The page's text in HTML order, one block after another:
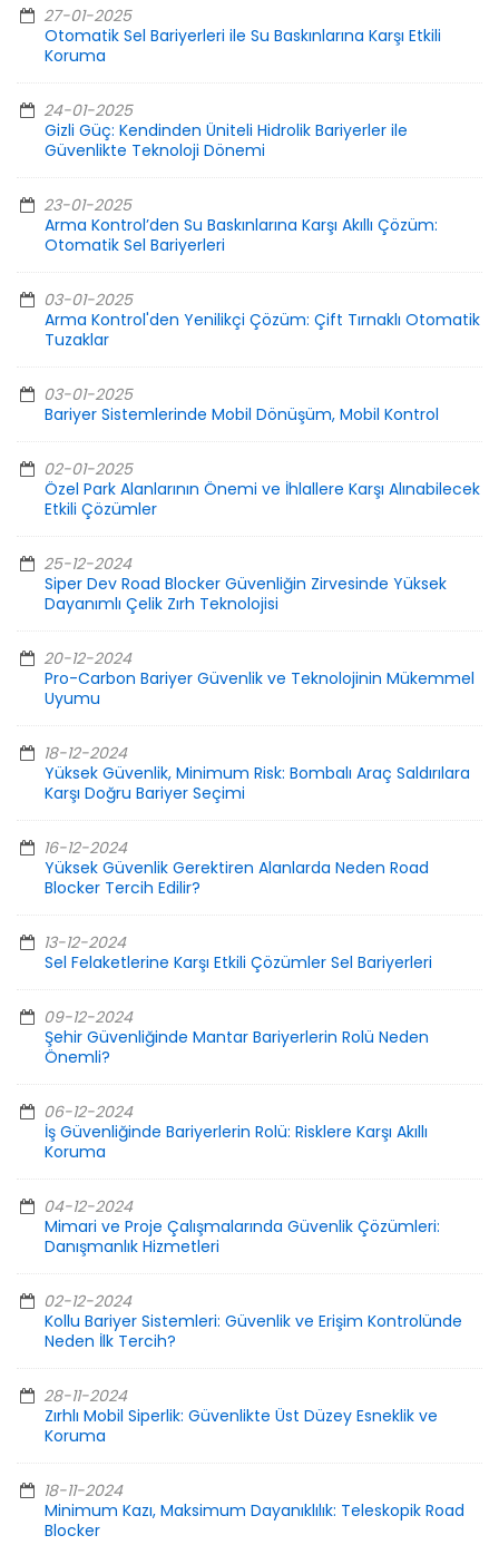
27-01-2025
Otomatik Sel Bariyerleri ile Su Baskınlarına Karşı Etkili
Koruma
24-01-2025
Gizli Güç: Kendinden Üniteli Hidrolik Bariyerler ile
Güvenlikte Teknoloji Dönemi
23-01-2025
Arma Kontrol’den Su Baskınlarına Karşı Akıllı Çözüm:
Otomatik Sel Bariyerleri
03-01-2025
Arma Kontrol'den Yenilikçi Çözüm: Çift Tırnaklı Otomatik
Tuzaklar
03-01-2025
Bariyer Sistemlerinde Mobil Dönüşüm, Mobil Kontrol
02-01-2025
Özel Park Alanlarının Önemi ve İhlallere Karşı Alınabilecek
Etkili Çözümler
25-12-2024
Siper Dev Road Blocker Güvenliğin Zirvesinde Yüksek
Dayanımlı Çelik Zırh Teknolojisi
20-12-2024
Pro-Carbon Bariyer Güvenlik ve Teknolojinin Mükemmel
Uyumu
18-12-2024
Yüksek Güvenlik, Minimum Risk: Bombalı Araç Saldırılara
Karşı Doğru Bariyer Seçimi
16-12-2024
Yüksek Güvenlik Gerektiren Alanlarda Neden Road
Blocker Tercih Edilir?
13-12-2024
Sel Felaketlerine Karşı Etkili Çözümler Sel Bariyerleri
09-12-2024
Şehir Güvenliğinde Mantar Bariyerlerin Rolü Neden
Önemli?
06-12-2024
İş Güvenliğinde Bariyerlerin Rolü: Risklere Karşı Akıllı
Koruma
04-12-2024
Mimari ve Proje Çalışmalarında Güvenlik Çözümleri:
Danışmanlık Hizmetleri
02-12-2024
Kollu Bariyer Sistemleri: Güvenlik ve Erişim Kontrolünde
Neden İlk Tercih?
28-11-2024
Zırhlı Mobil Siperlik: Güvenlikte Üst Düzey Esneklik ve
Koruma
18-11-2024
Minimum Kazı, Maksimum Dayanıklılık: Teleskopik Road
Blocker